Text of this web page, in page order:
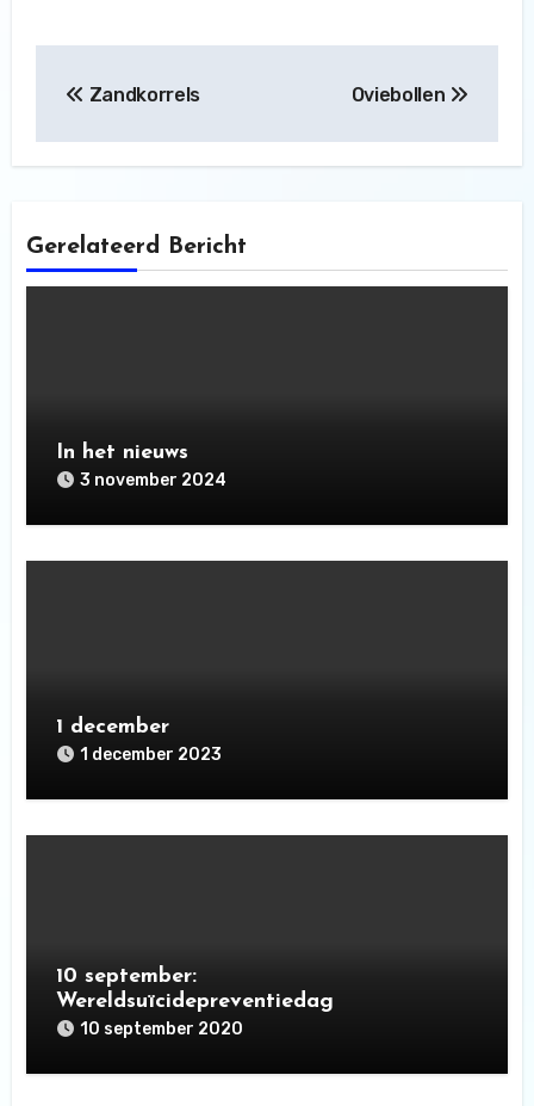
Zandkorrels Oviebollen
Gerelateerd Bericht
In het nieuws
3 november 2024
1 december
1 december 2023
10 september:
Wereldsuïcidepreventiedag
10 september 2020